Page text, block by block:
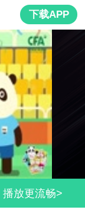
下载APP
放更流畅>